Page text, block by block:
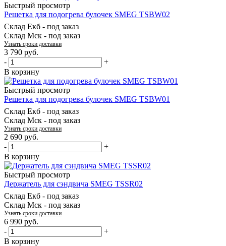
Быстрый просмотр
Решетка для подогрева булочек SMEG TSBW02
Склад Екб - под заказ
Склад Мск - под заказ
Узнать сроки доставки
3 790 руб.
-
+
В корзину
Быстрый просмотр
Решетка для подогрева булочек SMEG TSBW01
Склад Екб - под заказ
Склад Мск - под заказ
Узнать сроки доставки
2 690 руб.
-
+
В корзину
Быстрый просмотр
Держатель для сэндвича SMEG TSSR02
Склад Екб - под заказ
Склад Мск - под заказ
Узнать сроки доставки
6 990 руб.
-
+
В корзину